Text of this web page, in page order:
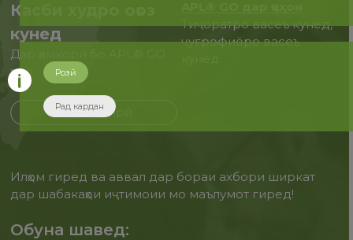
Касби худро оғоз
кунед
Дар ҳамкорӣ бо APL® GO
ҳоло
Бақайдгирӣ
Тиҷоратро васеъ кунед,
ҷуғрофиёро васеъ
Илҳом гиред ва аввал дар бораи ахбори ширкат
дар шабакаҳои иҷтимоии мо маълумот гиред!
Обуна шавед:
Розӣ
Рад кардан